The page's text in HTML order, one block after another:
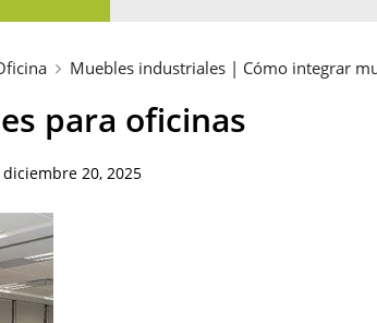
Muebles industriales | Cómo integrar
para oficinas
diciembre 20, 2025